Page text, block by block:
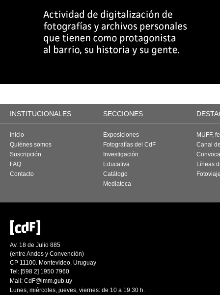
INSTITUCIONALES SECCIONES
Inicio
Quiénes somos
Suscripción
FAQ
Contacto
Exposiciones
Fotografías del CdF
Investigación
Educativa
Catálogo
Mediateca
MUFF,
Canal
Líneas
Av. 18 de Julio 885
(entre Andes y Convención)
CP 11100. Montevideo. Uruguay
Tel: [598 2] 1950 7960
Mail: CdF@imm.gub.uy
Lunes, miércoles, jueves, viernes: de 10 a 19.30 h.